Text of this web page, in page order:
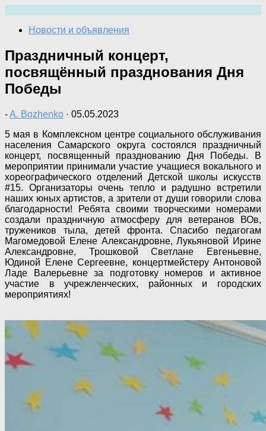
содержимому
Новости и объявления
Праздничный концерт,
посвящённый празднования Дня
Победы
-A. Bozhenko · 05.05.2023
5 мая в Комплексном центре социального обслуживания
населения Самарского округа состоялся праздничный
концерт, посвященный празднованию Дня Победы. В
мероприятии принимали участие учащиеся вокального и
хореографического отделений Детской школы искусств
#15. Организаторы очень тепло и радушно встретили
наших юных артистов, а зрители от души говорили слова
благодарности! Ребята своими творческими номерами
создали праздничную атмосферу для ветеранов ВОв,
тружеников тыла, детей фронта. Спасибо педагогам
Магомедовой Елене Александровне, Лукьяновой Ирине
Александровне, Трошковой Светлане Евгеньевне,
Юдиной Елене Сергеевне, концертмейстеру Антоновой
Ладе Валерьевне за подготовку номеров и активное
участие в учрежленческих, районных и городских
мероприятиях!